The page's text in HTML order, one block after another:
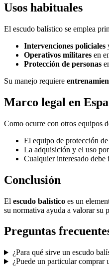
Usos habituales
El escudo balístico se emplea
Intervenciones policiales
Operativos militares en
Protección de personas
Su manejo requiere
Marco legal en
Como ocurre con otros equipos
El equipo de protección
La adquisición y el uso
Cualquier interesado debe
Conclusión
El escudo balístico es un
su normativa ayuda a valorar su
Preguntas
¿Para qué sirve un escudo
¿Puede un particular comprar